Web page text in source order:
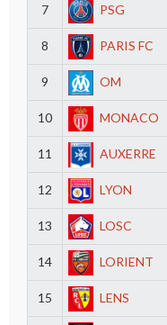
7 PSG
8 PARIS FC
9 OM
10 MONACO
11 AUXERRE
12 LYON
13 LOSC
14 LORIENT
15 LENS